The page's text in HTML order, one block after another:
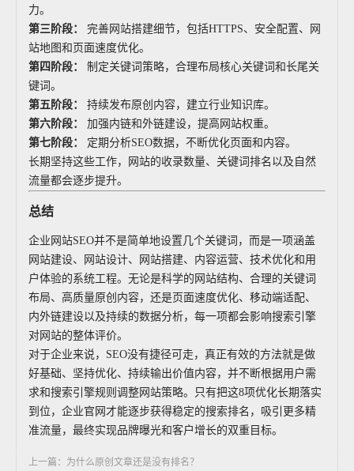
力。
第三阶段：
完善网站搭建细节，包括HTTPS、安全配置、网
站地图和页面速度优化。
第四阶段：
制定关键词策略，合理布局核心关键词和长尾关
键词。
第五阶段：
持续发布原创内容，建立行业知识库。
第六阶段：
加强内链和外链建设，提高网站权重。
第七阶段：
定期分析SEO数据，不断优化页面和内容。
长期坚持这些工作，网站的收录数量、关键词排名以及自然
流量都会逐步提升。
总结
企业网站SEO并不是简单地设置几个关键词，而是一项涵盖
网站建设、网站设计、网站搭建、内容运营、技术优化和用
户体验的系统工程。无论是科学的网站结构、合理的关键词
布局、高质量原创内容，还是页面速度优化、移动端适配、
内外链建设以及持续的数据分析，每一项都会影响搜索引擎
对网站的整体评价。
对于企业来说，SEO没有捷径可走，真正有效的方法就是做
好基础、坚持优化、持续输出价值内容，并不断根据用户需
求和搜索引擎规则调整网站策略。只有把这8项优化长期落实
到位，企业官网才能逐步获得稳定的搜索排名，吸引更多精
准流量，最终实现品牌曝光和客户增长的双重目标。
上一篇：为什么原创文章还是没有排名？